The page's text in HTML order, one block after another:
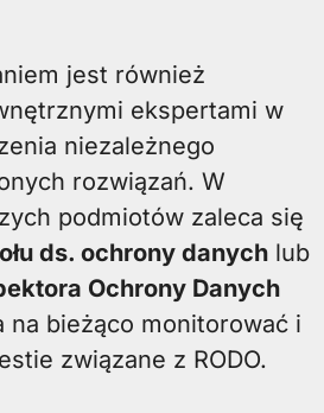
jest również
ekspertami w
niezależnego
rozwiązań. W
podmiotów zaleca się
ds. ochrony danych lub
Ochrony Danych
na bieżąco monitorować i
związane z RODO.